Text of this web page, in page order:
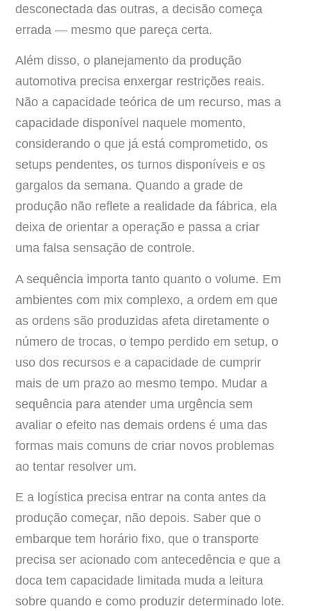
desconectada das outras, a decisão começa
errada — mesmo que pareça certa.
Além disso, o planejamento da produção
automotiva precisa enxergar restrições reais.
Não a capacidade teórica de um recurso, mas a
capacidade disponível naquele momento,
considerando o que já está comprometido, os
setups pendentes, os turnos disponíveis e os
gargalos da semana. Quando a grade de
produção não reflete a realidade da fábrica, ela
deixa de orientar a operação e passa a criar
uma falsa sensação de controle.
A sequência importa tanto quanto o volume. Em
ambientes com mix complexo, a ordem em que
as ordens são produzidas afeta diretamente o
número de trocas, o tempo perdido em setup, o
uso dos recursos e a capacidade de cumprir
mais de um prazo ao mesmo tempo. Mudar a
sequência para atender uma urgência sem
avaliar o efeito nas demais ordens é uma das
formas mais comuns de criar novos problemas
ao tentar resolver um.
E a logística precisa entrar na conta antes da
produção começar, não depois. Saber que o
embarque tem horário fixo, que o transporte
precisa ser acionado com antecedência e que a
doca tem capacidade limitada muda a leitura
sobre quando e como produzir determinado lote.